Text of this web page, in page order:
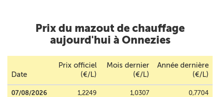
Prix du mazout de chauffage
aujourd'hui à Onnezies
Date
Prix officiel
(€/L)
Mois dernier
(€/L)
Année dernière
(€/L)
07/08/2026 1,2249 1,0307 0,7704